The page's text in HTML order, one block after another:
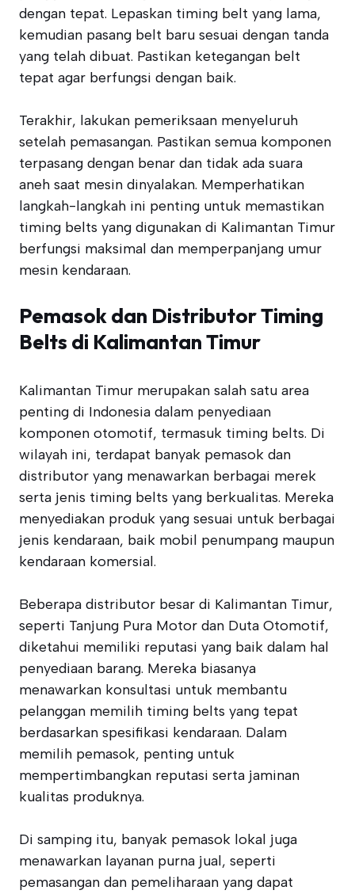
dengan tepat. Lepaskan timing belt yang lama,
kemudian pasang belt baru sesuai dengan tanda
yang telah dibuat. Pastikan ketegangan belt
tepat agar berfungsi dengan baik.
Terakhir, lakukan pemeriksaan menyeluruh
setelah pemasangan. Pastikan semua komponen
terpasang dengan benar dan tidak ada suara
aneh saat mesin dinyalakan. Memperhatikan
langkah-langkah ini penting untuk memastikan
timing belts yang digunakan di Kalimantan Timur
berfungsi maksimal dan memperpanjang umur
mesin kendaraan.
Pemasok dan Distributor Timing
Belts di Kalimantan Timur
Kalimantan Timur merupakan salah satu area
penting di Indonesia dalam penyediaan
komponen otomotif, termasuk timing belts. Di
wilayah ini, terdapat banyak pemasok dan
distributor yang menawarkan berbagai merek
serta jenis timing belts yang berkualitas. Mereka
menyediakan produk yang sesuai untuk berbagai
jenis kendaraan, baik mobil penumpang maupun
kendaraan komersial.
Beberapa distributor besar di Kalimantan Timur,
seperti Tanjung Pura Motor dan Duta Otomotif,
diketahui memiliki reputasi yang baik dalam hal
penyediaan barang. Mereka biasanya
menawarkan konsultasi untuk membantu
pelanggan memilih timing belts yang tepat
berdasarkan spesifikasi kendaraan. Dalam
memilih pemasok, penting untuk
mempertimbangkan reputasi serta jaminan
kualitas produknya.
Di samping itu, banyak pemasok lokal juga
menawarkan layanan purna jual, seperti
pemasangan dan pemeliharaan yang dapat